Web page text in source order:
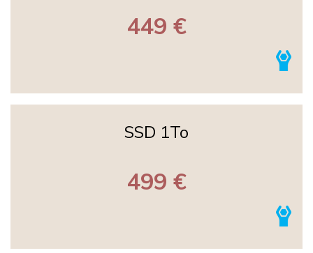
449 €
SSD 1To
499 €